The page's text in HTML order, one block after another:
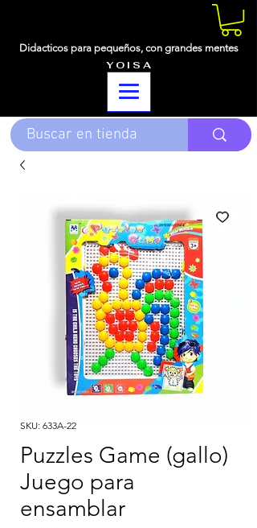
Didacticos para pequeños, con grandes mentes
Y O I S A
SKU: 633A-22
Puzzles Game (gallo)
Juego para
ensamblar